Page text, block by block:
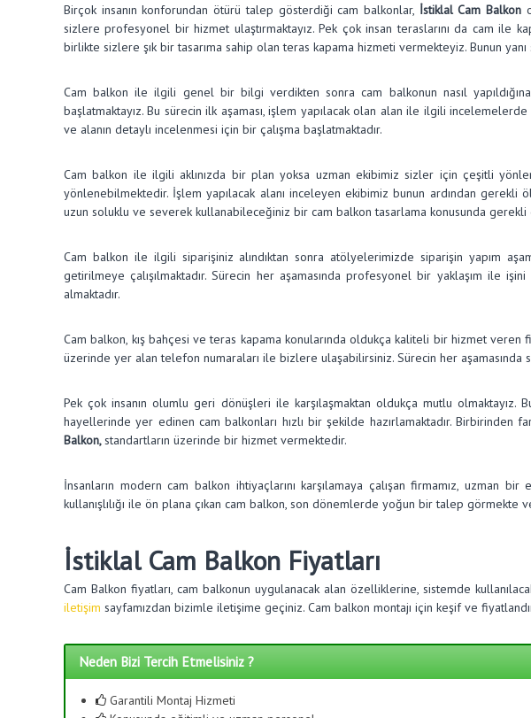
Birçok insanın konforundan ötürü talep gösterdiği cam balkonlar, İstiklal Cam Balkon
sizlere profesyonel bir hizmet ulaştırmaktayız. Pek çok insan teraslarını da cam ile
birlikte sizlere şık bir tasarıma sahip olan teras kapama hizmeti vermekteyiz. Bunun
Cam balkon ile ilgili genel bir bilgi verdikten sonra cam balkonun nasıl
başlatmaktayız. Bu sürecin ilk aşaması, işlem yapılacak olan alan ile ilgili
ve alanın detaylı incelenmesi için bir çalışma başlatmaktadır.
Cam balkon ile ilgili aklınızda bir plan yoksa uzman ekibimiz sizler için çeşitli
yönlenebilmektedir. İşlem yapılacak alanı inceleyen ekibimiz bunun ardından
uzun soluklu ve severek kullanabileceğiniz bir cam balkon tasarlama konusunda gerekli
Cam balkon ile ilgili siparişiniz alındıktan sonra atölyelerimizde siparişin yapım
getirilmeye çalışılmaktadır. Sürecin her aşamasında profesyonel bir yaklaşım ile
almaktadır.
Cam balkon, kış bahçesi ve teras kapama konularında oldukça kaliteli bir hizmet
üzerinde yer alan telefon numaraları ile bizlere ulaşabilirsiniz. Sürecin her
Pek çok insanın olumlu geri dönüşleri ile karşılaşmaktan oldukça mutlu
hayellerinde yer edinen cam balkonları hızlı bir şekilde hazırlamaktadır.
Balkon,standartların üzerinde bir hizmet vermektedir.
İnsanların modern cam balkon ihtiyaçlarını karşılamaya çalışan firmamız,
kullanışlılığı ile ön plana çıkan cam balkon, son dönemlerde yoğun bir talep
İstiklal Cam Balkon Fiyatları
Cam Balkon fiyatları, cam balkonun uygulanacak alan özelliklerine, sistemde
iletişim sayfamızdan bizimle iletişime geçiniz. Cam balkon montajı için keşif ve
Neden Bizi Tercih Etmelisiniz ?
Garantili Montaj Hizmeti